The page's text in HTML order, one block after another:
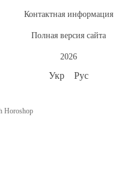
Контактная информация
Полная версия сайта
2026
Укр Рус
Horoshop